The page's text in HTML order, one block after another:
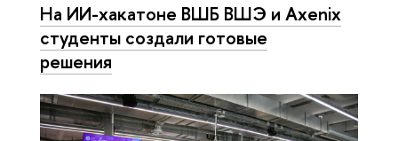
На ИИ-хакатоне ВШБ ВШЭ и Axenix
студенты создали готовые
решения